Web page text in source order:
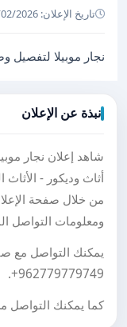
تاريخ الإعلان: 01/02/2026
نجار موبيلا لتفصيل
نبذة عن الإعلان
شاهد إعلان نجار
أثاث وديكور -
من خلال صفحة
ومعلومات التواصل
يمكنك التواصل مع
+962779779749
.
كما يمكنك التواصل